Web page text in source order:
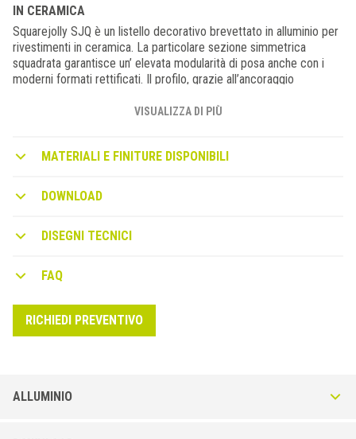
IN CERAMICA
Squarejolly SJQ è un listello decorativo brevettato in alluminio per
rivestimenti in ceramica. La particolare sezione simmetrica
squadrata garantisce un’ elevata modularità di posa anche con i
moderni formati rettificati. Il profilo, grazie all’ancoraggio
ideale anche come soluzione estetica dopo posa a rifinitura di
VISUALIZZA DI PIÙ
MATERIALI E FINITURE DISPONIBILI
DOWNLOAD
DISEGNI TECNICI
FAQ
RICHIEDI PREVENTIVO
ALLUMINIO